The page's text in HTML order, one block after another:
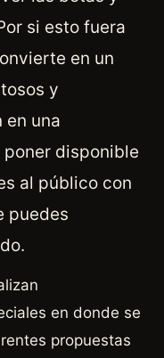
si esto fuera
en un
y
en una
disponible
al público con
puedes
en donde se
propuestas